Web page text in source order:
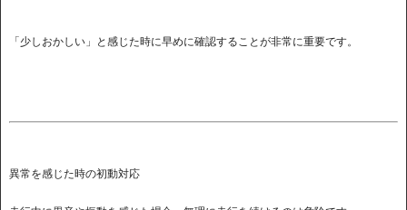
「少しおかしい」と感じた時に早めに確認することが非常に重要です。
異常を感じた時の初動対応